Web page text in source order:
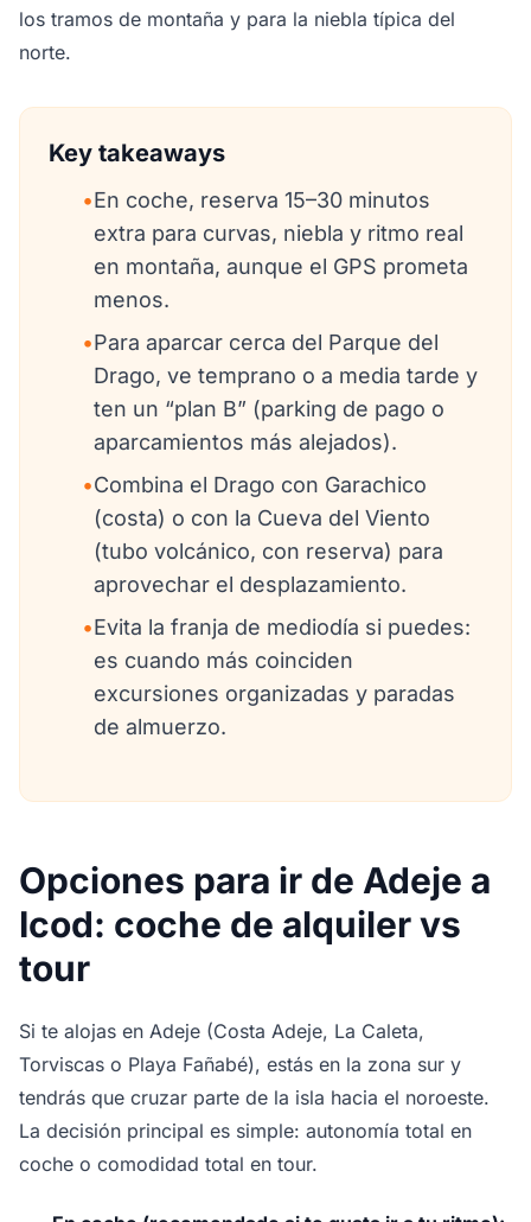
los tramos de montaña y para la niebla típica del
norte.
Key takeaways
•En coche, reserva 15–30 minutos
extra para curvas, niebla y ritmo real
en montaña, aunque el GPS prometa
menos.
•Para aparcar cerca del Parque del
Drago, ve temprano o a media tarde y
ten un “plan B” (parking de pago o
aparcamientos más alejados).
•Combina el Drago con Garachico
(costa) o con la Cueva del Viento
(tubo volcánico, con reserva) para
aprovechar el desplazamiento.
•Evita la franja de mediodía si puedes:
es cuando más coinciden
excursiones organizadas y paradas
de almuerzo.
Opciones para ir de Adeje a
Icod: coche de alquiler vs
tour
Si te alojas en Adeje (Costa Adeje, La Caleta,
Torviscas o Playa Fañabé), estás en la zona sur y
tendrás que cruzar parte de la isla hacia el noroeste.
La decisión principal es simple: autonomía total en
coche o comodidad total en tour.